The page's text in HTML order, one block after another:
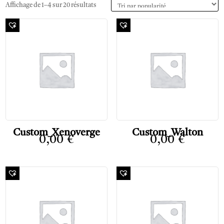
Affichage de 1–4 sur 20 résultats
Custom_Xenoverge
0,00€
Custom_Walton
0,00€